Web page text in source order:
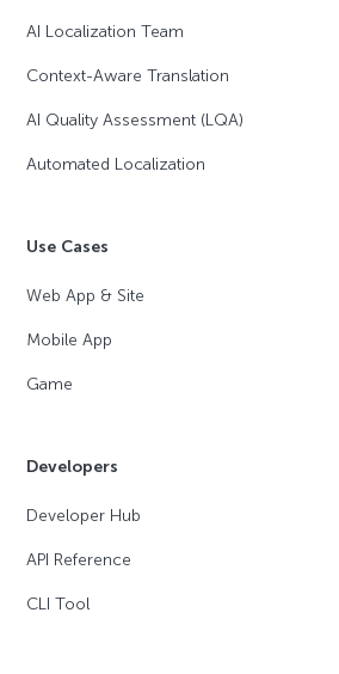
AI Localization Team
Context-Aware Translation
AI Quality Assessment (LQA)
Automated Localization
Use Cases
Web App & Site
Mobile App
Game
Developers
Developer Hub
API Reference
CLI Tool